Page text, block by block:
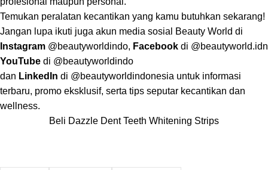
Temukan peralatan kecantikan yang kamu butuhkan sekarang!
Jangan lupa ikuti juga akun media sosial Beauty World di
Instagram @beautyworldindo, Facebook di @beautyworld.idn
YouTube di @beautyworldindo
dan LinkedIn di @beautyworldindonesia untuk informasi
terbaru, promo eksklusif, serta tips seputar kecantikan dan
wellness.
Beli Dazzle Dent Teeth Whitening Strips